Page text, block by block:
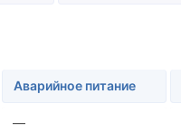
Аварийное питание
—